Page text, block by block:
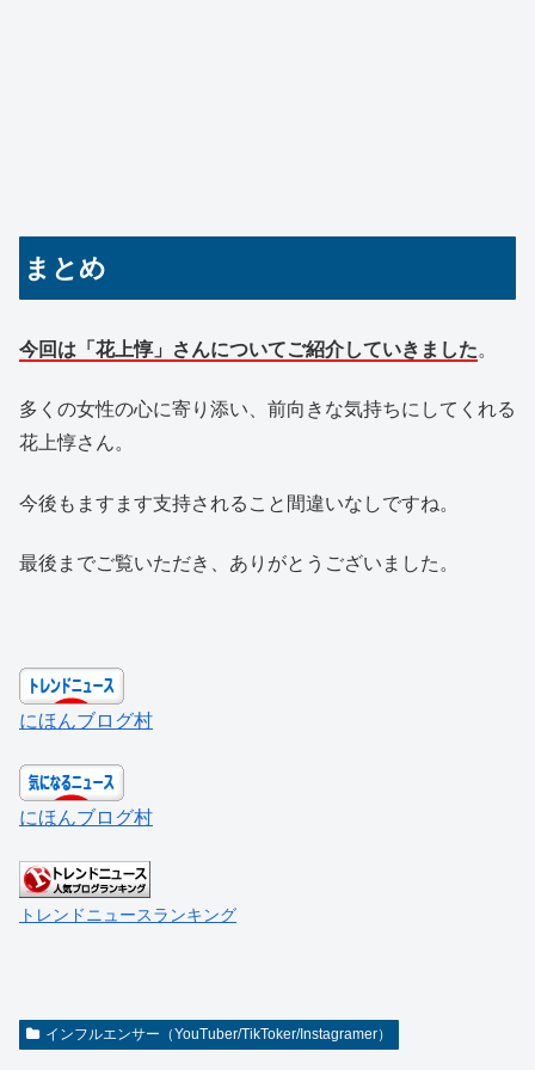
まとめ
今回は「花上惇」さんについてご紹介していきました。
多くの女性の心に寄り添い、前向きな気持ちにしてくれる
花上惇さん。
今後もますます支持されること間違いなしですね。
最後までご覧いただき、ありがとうございました。
にほんブログ村
にほんブログ村
トレンドニュースランキング
インフルエンサー（YouTuber/TikToker/Instagramer）